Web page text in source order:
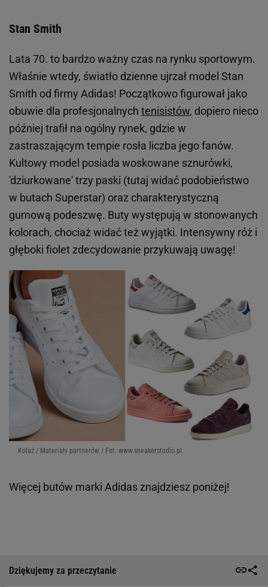
Stan Smith
Lata 70. to bardzo ważny czas na rynku sportowym.
Właśnie wtedy, światło dzienne ujrzał model Stan
Smith od firmy Adidas! Początkowo figurował jako
obuwie dla profesjonalnych tenisistów, dopiero nieco
później trafił na ogólny rynek, gdzie w
zastraszającym tempie rosła liczba jego fanów.
Kultowy model posiada woskowane sznurówki,
'dziurkowane' trzy paski (tutaj widać podobieństwo
w butach Superstar) oraz charakterystyczną
gumową podeszwę. Buty występują w stonowanych
kolorach, chociaż widać też wyjątki. Intensywny róż i
głęboki fiolet zdecydowanie przykuwają uwagę!
Kolaż / Materiały partnerów / Fot. www.sneakerstudio.pl
Więcej butów marki Adidasznajdziesz poniżej!
Dziękujemy za przeczytanie